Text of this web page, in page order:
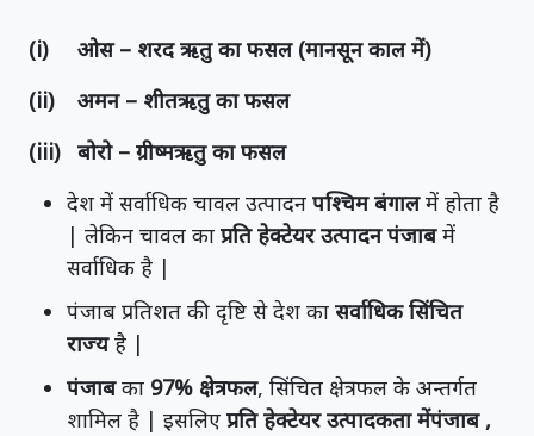
(i) ओस – शरद ऋतु का फसल (मानसून काल में)
(ii) अमन – शीतऋतु का फसल
(iii) बोरो – ग्रीष्मऋतु का फसल
देश में सर्वाधिक चावल उत्पादन पश्चिम बंगालमें होता है
| लेकिन चावल का प्रति हेक्टेयर उत्पादन पंजाबमें
सर्वाधिक है |
पंजाब प्रतिशत की दृष्टि से देश का सर्वाधिक सिंचित
राज्यहै |
पंजाबका 97% क्षेत्रफल, सिंचित क्षेत्रफल के अन्तर्गत
शामिल है | इसलिए प्रति हेक्टेयर उत्पादकता मेंपंजाब ,